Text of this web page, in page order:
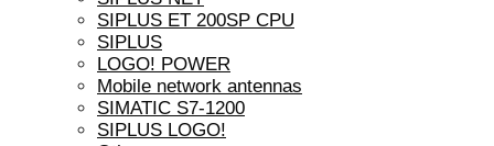
SIPLUS ET 200SP CPU
SIPLUS
LOGO! POWER
Mobile network antennas
SIMATIC S7-1200
SIPLUS LOGO!